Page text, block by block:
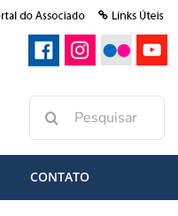
Buscar
resultados
CONTATO